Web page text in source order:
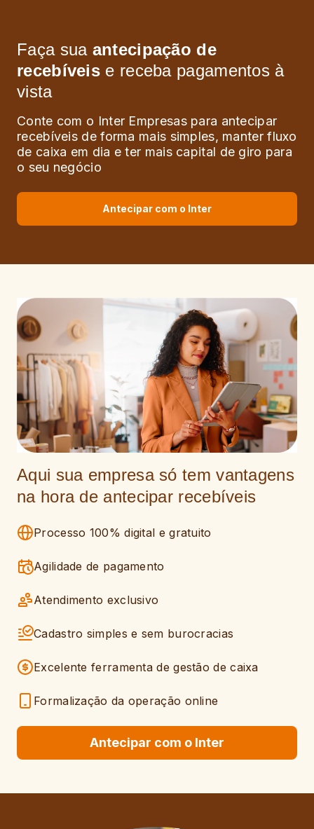
Faça sua antecipação de
recebíveis e receba pagamentos à
vista
Conte com o Inter Empresas para antecipar
recebíveis de forma mais simples, manter fluxo
de caixa em dia e ter mais capital de giro para
o seu negócio
Antecipar com o Inter
Aqui sua empresa só tem vantagens
na hora de antecipar recebíveis
Processo 100% digital e gratuito
Agilidade de pagamento
Atendimento exclusivo
Cadastro simples e sem burocracias
Excelente ferramenta de gestão de caixa
Formalização da operação online
Antecipar com o Inter